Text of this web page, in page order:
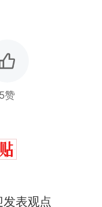
5赞
表观点